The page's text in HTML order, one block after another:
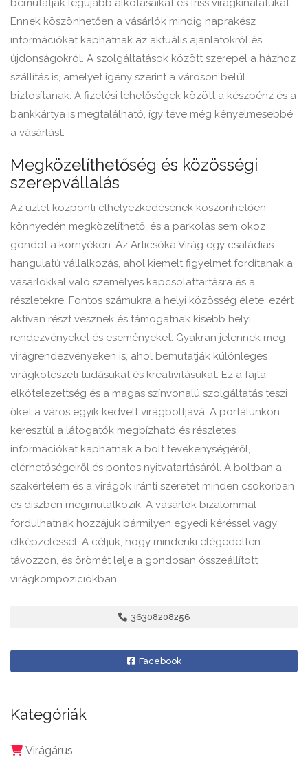
bemutatják legújabb alkotásaikat és friss virágkínálatukat.
Ennek köszönhetően a vásárlók mindig naprakész
információkat kaphatnak az aktuális ajánlatokról és
újdonságokról. A szolgáltatások között szerepel a házhoz
szállítás is, amelyet igény szerint a városon belül
biztosítanak. A fizetési lehetőségek között a készpénz és a
bankkártya is megtalálható, így téve még kényelmesebbé
a vásárlást.
Megközelíthetőség és közösségi
szerepvállalás
Az üzlet központi elhelyezkedésének köszönhetően
könnyedén megközelíthető, és a parkolás sem okoz
gondot a környéken. Az Articsóka Virág egy családias
hangulatú vállalkozás, ahol kiemelt figyelmet fordítanak a
vásárlókkal való személyes kapcsolattartásra és a
részletekre. Fontos számukra a helyi közösség élete, ezért
aktívan részt vesznek és támogatnak kisebb helyi
rendezvényeket és eseményeket. Gyakran jelennek meg
virágrendezvényeken is, ahol bemutatják különleges
virágkötészeti tudásukat és kreativitásukat. Ez a fajta
elkötelezettség és a magas színvonalú szolgáltatás teszi
őket a város egyik kedvelt virágboltjává. A portálunkon
keresztül a látogatók megbízható és részletes
információkat kaphatnak a bolt tevékenységéről,
elérhetőségeiről és pontos nyitvatartásáról. A boltban a
szakértelem és a virágok iránti szeretet minden csokorban
és díszben megmutatkozik. A vásárlók bizalommal
fordulhatnak hozzájuk bármilyen egyedi kéréssel vagy
elképzeléssel. A céljuk, hogy mindenki elégedetten
távozzon, és örömét lelje a gondosan összeállított
virágkompozíciókban.
36308208256
Facebook
Kategóriák
Virágárus